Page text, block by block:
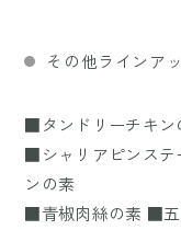
その他ラインア
■タンドリーチキ
■シャリアピンス
ンの素
■青椒肉絲の素 ■